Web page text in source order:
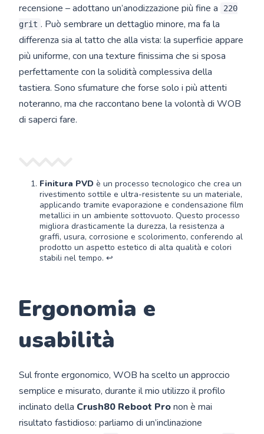
recensione – adottano un’anodizzazione più fine a
220
grit . Può sembrare un dettaglio minore, ma fa la
differenza sia al tatto che alla vista: la superficie appare
più uniforme, con una texture finissima che si sposa
perfettamente con la solidità complessiva della
tastiera. Sono sfumature che forse solo i più attenti
noteranno, ma che raccontano bene la volontà di WOB
di saperci fare.
Finitura PVD è un processo tecnologico che crea un
rivestimento sottile e ultra-resistente su un materiale,
applicando tramite evaporazione e condensazione film
metallici in un ambiente sottovuoto. Questo processo
migliora drasticamente la durezza, la resistenza a
graffi, usura, corrosione e scolorimento, conferendo al
prodotto un aspetto estetico di alta qualità e colori
stabili nel tempo.↩︎
Ergonomia e
usabilità
Sul fronte ergonomico, WOB ha scelto un approccio
semplice e misurato, durante il mio utilizzo il profilo
inclinato della Crush80 Reboot Pronon è mai
risultato fastidioso: parliamo di un’inclinazione